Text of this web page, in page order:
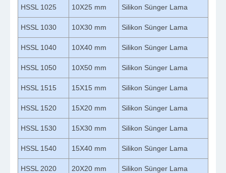
HSSL 1025 10X25 mm Silikon Sünger Lama
HSSL 1030 10X30 mm Silikon Sünger Lama
HSSL 1040 10X40 mm Silikon Sünger Lama
HSSL 1050 10X50 mm Silikon Sünger Lama
HSSL 1515 15X15 mm Silikon Sünger Lama
HSSL 1520 15X20 mm Silikon Sünger Lama
HSSL 1530 15X30 mm Silikon Sünger Lama
HSSL 1540 15X40 mm Silikon Sünger Lama
HSSL 2020 20X20 mm Silikon Sünger Lama